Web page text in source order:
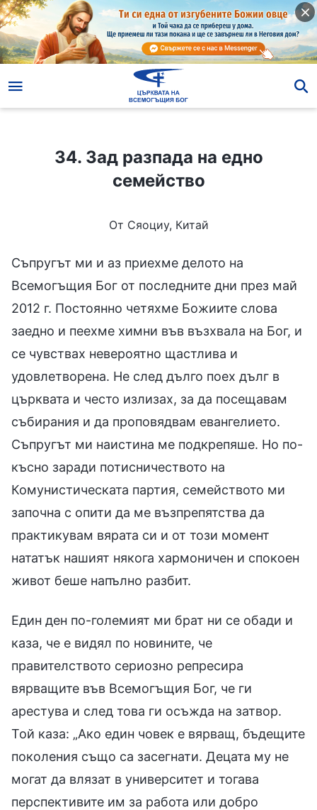
34. Зад разпада на едно семейство
34. Зад разпада на едно
семейство
От Сяоциу, Китай
Съпругът ми и аз приехме делото на
Всемогъщия Бог от последните дни през май
2012 г. Постоянно четяхме Божиите слова
заедно и пеехме химни във възхвала на Бог, и
се чувствах невероятно щастлива и
удовлетворена. Не след дълго поех дълг в
църквата и често излизах, за да посещавам
събирания и да проповядвам евангелието.
Съпругът ми наистина ме подкрепяше. Но по-
късно заради потисничеството на
Комунистическата партия, семейството ми
започна с опити да ме възпрепятства да
практикувам вярата си и от този момент
нататък нашият някога хармоничен и спокоен
живот беше напълно разбит.
Един ден по-големият ми брат ни се обади и
каза, че е видял по новините, че
правителството сериозно репресира
вярващите във Всемогъщия Бог, че ги
арестува и след това ги осъжда на затвор.
Той каза: „Ако един човек е вярващ, бъдещите
поколения също са засегнати. Децата му не
могат да влязат в университет и тогава
перспективите им за работа или добро